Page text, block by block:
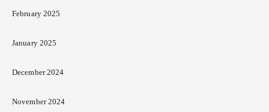
February 2025
January 2025
December 2024
November 2024